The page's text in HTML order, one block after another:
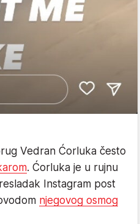
Vedran Ćorluka često
. Ćorluka je u rujnu
Instagram post
njegovog osmog